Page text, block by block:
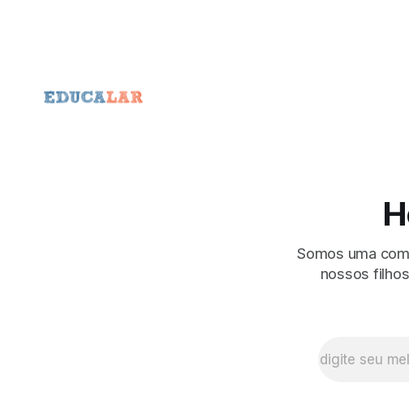
Somos uma
nossos